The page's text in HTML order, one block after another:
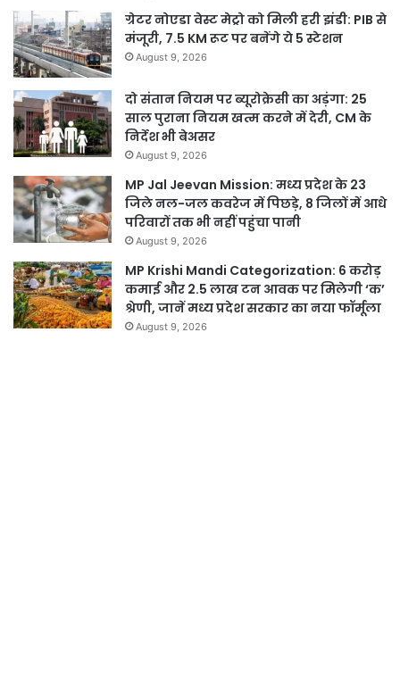
ग्रेटर नोएडा वेस्ट मेट्रो को मिली हरी झंडी: PIB से
मंजूरी, 7.5 KM रूट पर बनेंगे ये 5 स्टेशन
August 9, 2026
दो संतान नियम पर ब्यूरोक्रेसी का अड़ंगा: 25
साल पुराना नियम खत्म करने में देरी, CM के
निर्देश भी बेअसर
August 9, 2026
MP Jal Jeevan Mission: मध्य प्रदेश के 23
जिले नल-जल कवरेज में पिछड़े, 8 जिलों में आधे
परिवारों तक भी नहीं पहुंचा पानी
August 9, 2026
MP Krishi Mandi Categorization: 6 करोड़
कमाई और 2.5 लाख टन आवक पर मिलेगी ‘क’
श्रेणी, जानें मध्य प्रदेश सरकार का नया फॉर्मूला
August 9, 2026